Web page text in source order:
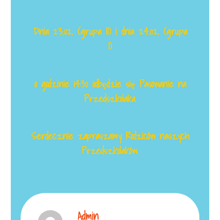
Dnia 23.02. (grupa II) i dnia 24.02. (grupa
I)
o godzinie 14:30 odbędzie się Pasowanie na
Przedszkolaka.
Serdecznie zapraszamy Rodziców naszych
Przedszkolaków.
Admin